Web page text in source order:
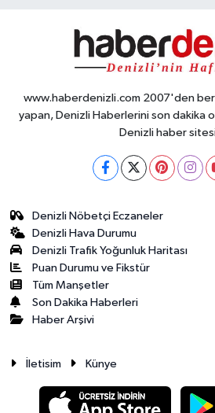
www.haberdenizli.com 2007'den
yapan, Denizli Haberlerini son dakika
Denizli haber
Denizli Nöbetçi Eczaneler
Denizli Hava Durumu
Denizli Trafik Yoğunluk Haritası
Puan Durumu ve Fikstür
Tüm Manşetler
Son Dakika Haberleri
Haber Arşivi
İletisim Künye